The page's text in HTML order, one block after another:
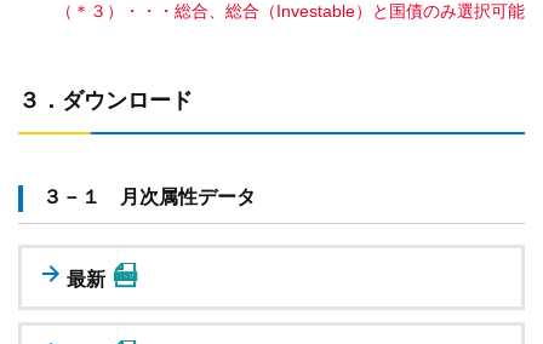
（＊３）・・・総合、総合（Investable）と国債のみ選択可能
３．ダウンロード
３－１ 月次属性データ
最新